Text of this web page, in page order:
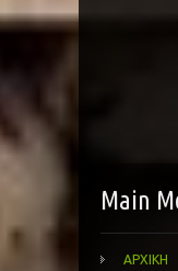
Main
ΑΡΧΙΚΗ